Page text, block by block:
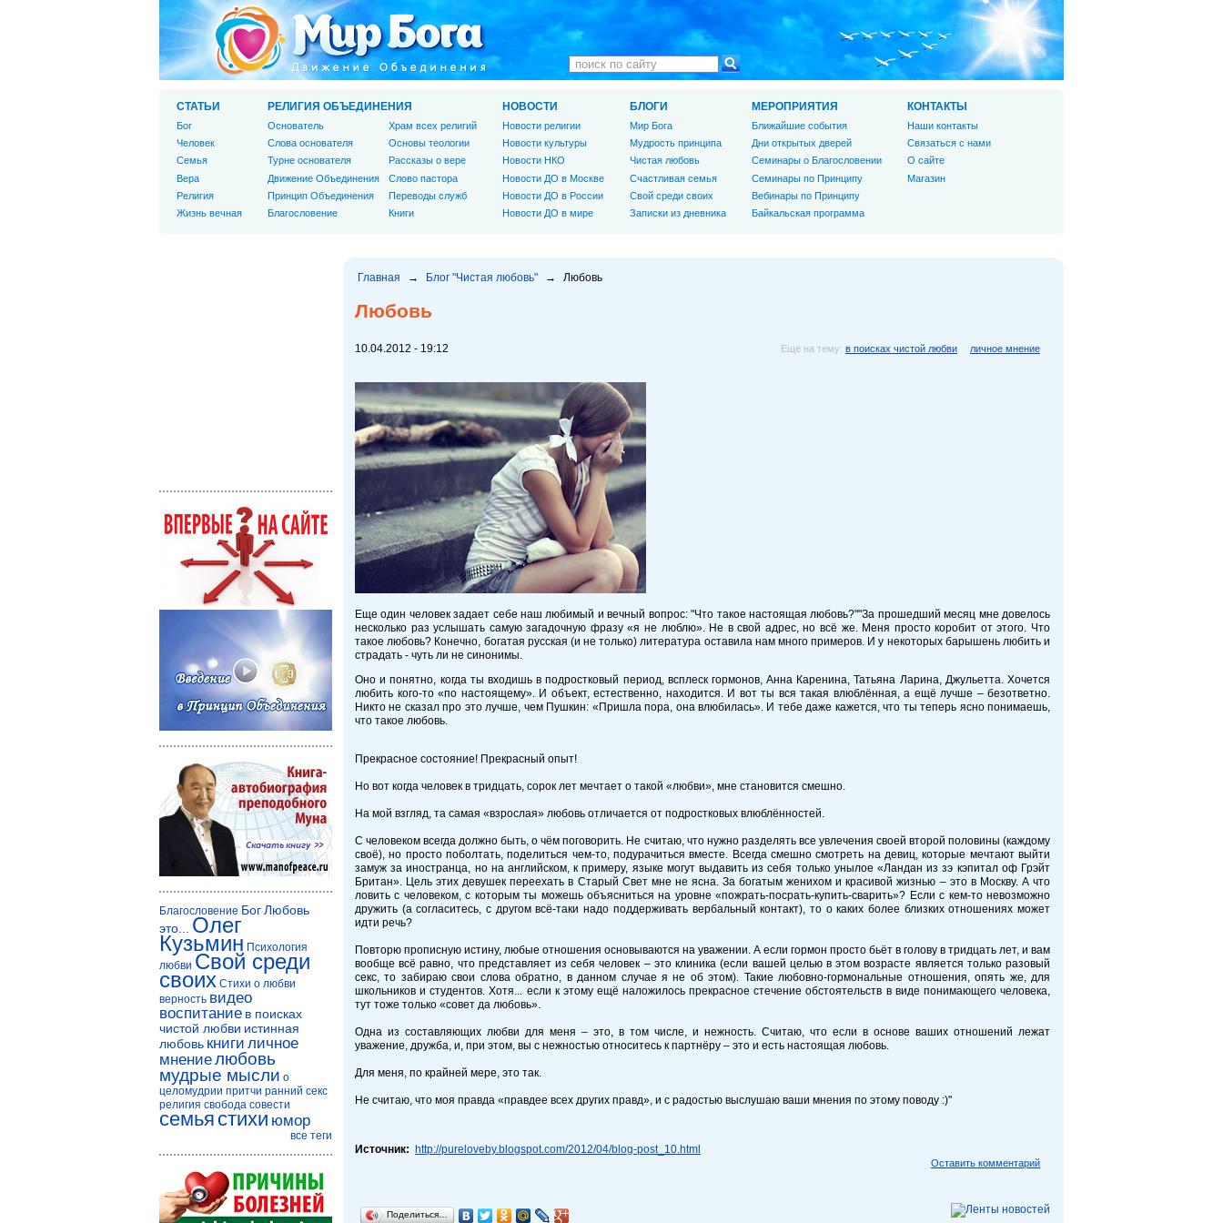
Главная → Блог "Чистая любовь" → Любовь
Любовь
10.04.2012 - 19:12 Ещё на тему: в поисках чистой любви личное мнение
Еще один человек задает себе наш любимый и вечный вопрос: "Что такое настоящая любовь?""За прошедший месяц мне довелось
несколько раз услышать самую загадочную фразу «я не люблю». Не в свой адрес, но всё же. Меня просто коробит от этого. Что
такое любовь? Конечно, богатая русская (и не только) литература оставила нам много примеров. И у некоторых барышень любить и
страдать - чуть ли не синонимы.
Оно и понятно, когда ты входишь в подростковый период, всплеск гормонов, Анна Каренина, Татьяна Ларина, Джульетта. Хочется
любить кого-то «по настоящему». И объект, естественно, находится. И вот ты вся такая влюблённая, а ещё лучше – безответно.
Никто не сказал про это лучше, чем Пушкин: «Пришла пора, она влюбилась». И тебе даже кажется, что ты теперь ясно понимаешь,
что такое любовь.
Прекрасное состояние! Прекрасный опыт!
Но вот когда человек в тридцать, сорок лет мечтает о такой «любви», мне становится смешно.
На мой взгляд, та самая «взрослая» любовь отличается от подростковых влюблённостей.
С человеком всегда должно быть, о чём поговорить. Не считаю, что нужно разделять все увлечения своей второй половины (каждому
своё), но просто поболтать, поделиться чем-то, подурачиться вместе. Всегда смешно смотреть на девиц, которые мечтают выйти
замуж за иностранца, но на английском, к примеру, языке могут выдавить из себя только унылое «Ландан из зэ кэпитал оф Грэйт
Британ». Цель этих девушек переехать в Старый Свет мне не ясна. За богатым женихом и красивой жизнью – это в Москву. А что
ловить с человеком, с которым ты можешь объясниться на уровне «пожрать-посрать-купить-сварить»? Если с кем-то невозможно
дружить (а согласитесь, с другом всё-таки надо поддерживать вербальный контакт), то о каких более близких отношениях может
идти речь?
Повторю прописную истину, любые отношения основываются на уважении. А если гормон просто бьёт в голову в тридцать лет, и вам
вообще всё равно, что представляет из себя человек – это клиника (если вашей целью в этом возрасте является только разовый
секс, то забираю свои слова обратно, в данном случае я не об этом). Такие любовно-гормональные отношения, опять же, для
школьников и студентов. Хотя... если к этому ещё наложилось прекрасное стечение обстоятельств в виде понимающего человека,
тут тоже только «совет да любовь».
Одна из составляющих любви для меня – это, в том числе, и нежность. Считаю, что если в основе ваших отношений лежат
уважение, дружба, и, при этом, вы с нежностью относитесь к партнёру – это и есть настоящая любовь.
Для меня, по крайней мере, это так.
Не считаю, что моя правда «правдее всех других правд», и с радостью выслушаю ваши мнения по этому поводу :)"
Источник: http://pureloveby.blogspot.com/2012/04/blog-post_10.html
Оставить комментарий
Поделиться…
СТАТЬИ
Бог
Человек
Cемья
Вера
Религия
Жизнь вечная
РЕЛИГИЯ ОБЪЕДИНЕНИЯ
Основатель
Слова основателя
Турне основателя
Движение Объединения
Принцип Объединения
Благословение
Храм всех религий
Основы теологии
Рассказы о вере
Слово пастора
Переводы служб
Книги
НОВОСТИ
Новости религии
Новости культуры
Новости НКО
Новости ДО в Москве
Новости ДО в России
Новости ДО в мире
БЛОГИ
Мир Бога
Мудрость принципа
Чистая любовь
Счастливая семья
Свой среди своих
Записки из дневника
МЕРОПРИЯТИЯ
Ближайшие события
Дни открытых дверей
Семинары о Благословении
Семинары по Принципу
Вебинары по Принципу
Байкальская программа
КОНТАКТЫ
Наши контакты
Связаться с нами
О сайте
Магазин
Благословение БогЛюбовь
это...
Олег
Кузьмин Психология
любви Свой среди
своих Стихи о любви
верность видео
воспитание в поисках
чистой любви истинная
любовь книги личное
мнениелюбовь
мудрые мысли о
целомудрии притчи ранний секс
религия свобода совести
семья стихи юмор
все теги